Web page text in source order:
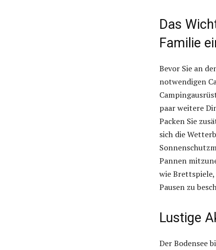
Das
Familie
Bevor Sie an
notwendigen
paar weitere
Packen Sie
sich die
Pannen
wie
Pausen zu
Lustige
Der Bodensee